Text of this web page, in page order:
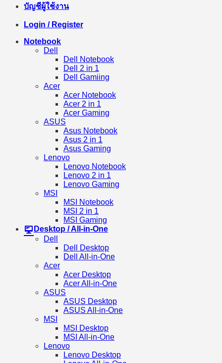
บัญชีผู้ใช้งาน
Login / Register
Notebook
Dell
Dell Notebook
Dell 2 in 1
Dell Gamiing
Acer
Acer Notebook
Acer 2 in 1
Acer Gaming
ASUS
Asus Notebook
Asus 2 in 1
Asus Gaming
Lenovo
Lenovo Notebook
Lenovo 2 in 1
Lenovo Gaming
MSI
MSI Notebook
MSI 2 in 1
MSI Gaming
Desktop / All-in-One
Dell
Dell Desktop
Dell All-in-One
Acer
Acer Desktop
Acer All-in-One
ASUS
ASUS Desktop
ASUS All-in-One
MSI
MSI Desktop
MSI All-in-One
Lenovo
Lenovo Desktop